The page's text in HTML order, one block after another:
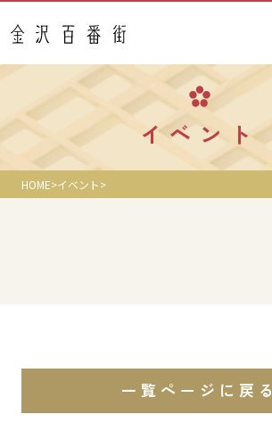
フロアガイド
あんと
Rinto
ショップニュース
イベント
HOME イベント
一覧ページに戻る